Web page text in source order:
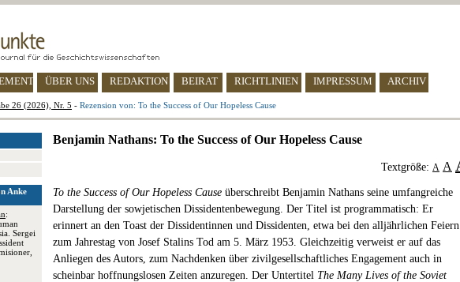
ÜBER UNS REDAKTION BEIRAT RICHTLINIEN IMPRESSUM ARCHIV
26 (2026), Nr. 5 - Rezension von: To the Success of Our Hopeless Cause
Anke
:
Sergei
Benjamin Nathans: To the Success of Our Hopeless Cause
Textgröße: A A
To the Success of Our Hopeless Cause überschreibt Benjamin Nathans seine umfangreiche
Darstellung der sowjetischen Dissidentenbewegung. Der Titel ist programmatisch: Er
erinnert an den Toast der Dissidentinnen und Dissidenten, etwa bei den alljährlichen Feiern
zum Jahrestag von Josef Stalins Tod am 5. März 1953. Gleichzeitig verweist er auf das
Anliegen des Autors, zum Nachdenken über zivilgesellschaftliches Engagement auch in
scheinbar hoffnungslosen Zeiten anzuregen. Der Untertitel The Many Lives of the Soviet